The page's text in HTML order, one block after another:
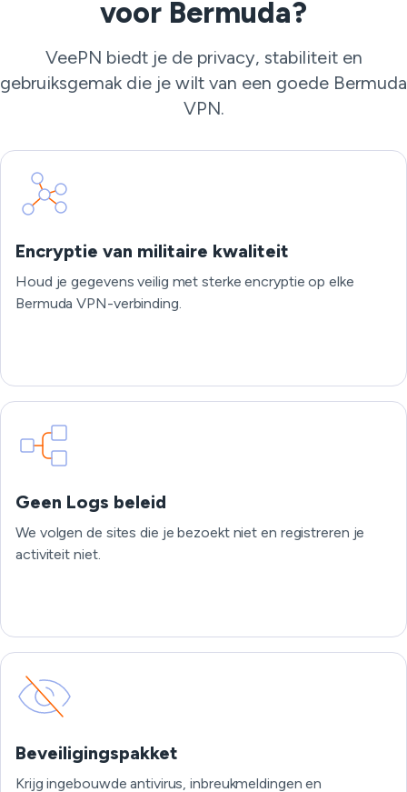
voor Bermuda?
VeePN biedt je de privacy, stabiliteit en
gebruiksgemak die je wilt van een goede Bermuda
VPN.
Encryptie van militaire kwaliteit
Houd je gegevens veilig met sterke encryptie op elke
Bermuda VPN-verbinding.
Geen Logs beleid
We volgen de sites die je bezoekt niet en registreren je
activiteit niet.
Beveiligingspakket
Krijg ingebouwde antivirus, inbreukmeldingen en